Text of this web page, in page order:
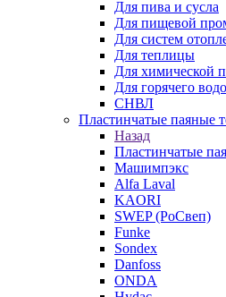
Для пива и сусла
Для пищевой
Для систем
Для теплицы
Для химической
Для горячего
СНВЛ
Пластинчатые паяные
Назад
Пластинчатые
Машимпэкс
Alfa Laval
KAORI
SWEP (РоСвеп)
Funke
Sondex
Danfoss
ONDA